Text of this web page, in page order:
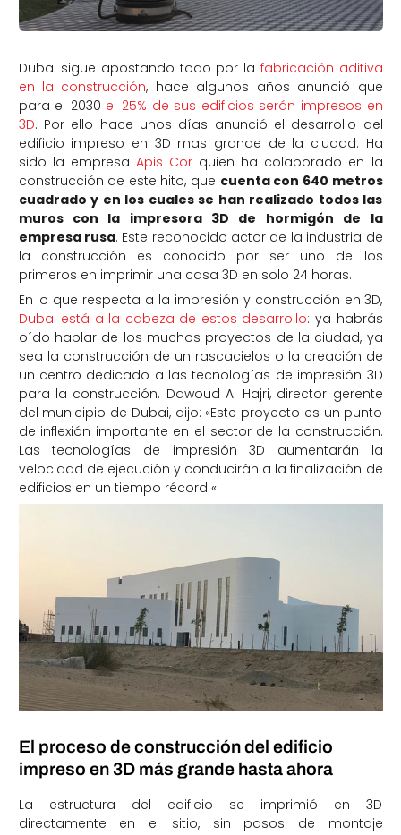
Dubai sigue apostando todo por la fabricación aditiva
en la construcción, hace algunos años anunció que
para el 2030 el 25% de sus edificios serán impresos en
3D. Por ello hace unos días anunció el desarrollo del
edificio impreso en 3D mas grande de la ciudad. Ha
sido la empresa Apis Corquien ha colaborado en la
construcción de este hito, que cuenta con 640 metros
cuadrado y en los cuales se han realizado todos las
muros con la impresora 3D de hormigón de la
empresa rusa. Este reconocido actor de la industria de
la construcción es conocido por ser uno de los
primeros en imprimir una casa 3D en solo 24 horas.
En lo que respecta a la impresión y construcción en 3D,
Dubai está a la cabeza de estos desarrollo: ya habrás
oído hablar de los muchos proyectos de la ciudad, ya
sea la construcción de un rascacielos o la creación de
un centro dedicado a las tecnologías de impresión 3D
para la construcción. Dawoud Al Hajri, director gerente
del municipio de Dubai, dijo: «Este proyecto es un punto
de inflexión importante en el sector de la construcción.
Las tecnologías de impresión 3D aumentarán la
velocidad de ejecución y conducirán a la finalización de
edificios en un tiempo récord «.
El proceso de construcción del edificio
impreso en 3D más grande hasta ahora
La estructura del edificio se imprimió en 3D
directamente en el sitio, sin pasos de montaje